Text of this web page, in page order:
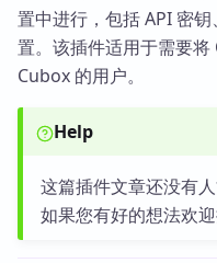
置中进行，包括 API 密
置。该插件适用于需要
Cubox 的用户。
Help
这篇插件文章还没有
如果您有好的想法欢迎